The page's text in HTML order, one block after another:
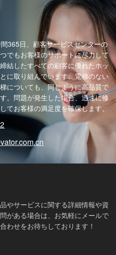
365日、顧客サービスセンターの
でもお客様のサポートに尽力して
結したすべての顧客に優れたホッ
に取り組んでいます。電梯のない
についても、同じように高品質で
。問題が発生した場合、迅速に修
てお客様の満足度を確保します。
やサービスに関する詳細情報や資
がある場合は、お気軽にメールで
わせをお待ちしております！